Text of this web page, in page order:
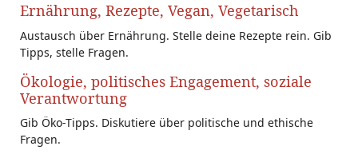
Ernährung, Rezepte, Vegan, Vegetarisch
Austausch über Ernährung. Stelle deine Rezepte rein. Gib
Tipps, stelle Fragen.
Ökologie, politisches Engagement, soziale
Verantwortung
Gib Öko-Tipps. Diskutiere über politische und ethische
Fragen.